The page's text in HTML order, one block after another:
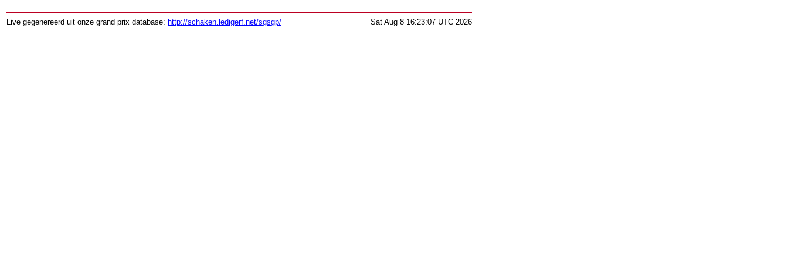
Live gegenereerd uit onze grand prix database: http://schaken.ledigerf.net/sgsgp/ Sat Aug 8 16:23:07 UTC 2026